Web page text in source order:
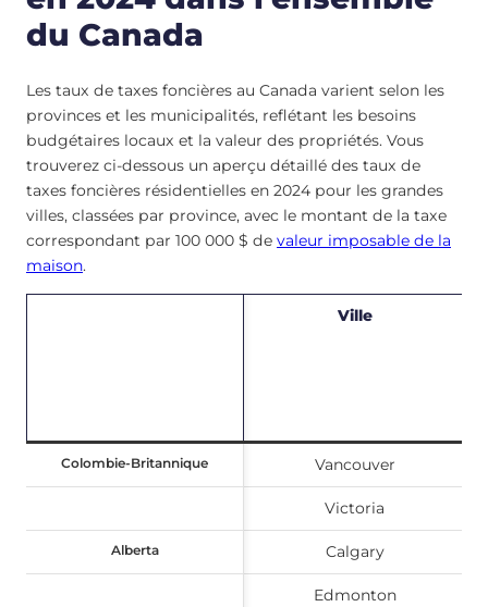
du Canada
Les taux de taxes foncières au Canada varient selon les
provinces et les municipalités, reflétant les besoins
budgétaires locaux et la valeur des propriétés. Vous
trouverez ci-dessous un aperçu détaillé des taux de
taxes foncières résidentielles en 2024 pour les grandes
villes, classées par province, avec le montant de la taxe
correspondant par 100 000 $ de valeur imposable de la
maison.
Ville
Colombie-Britannique Vancouver
Victoria
Alberta Calgary
Edmonton
Colombie-Britannique
Alberta